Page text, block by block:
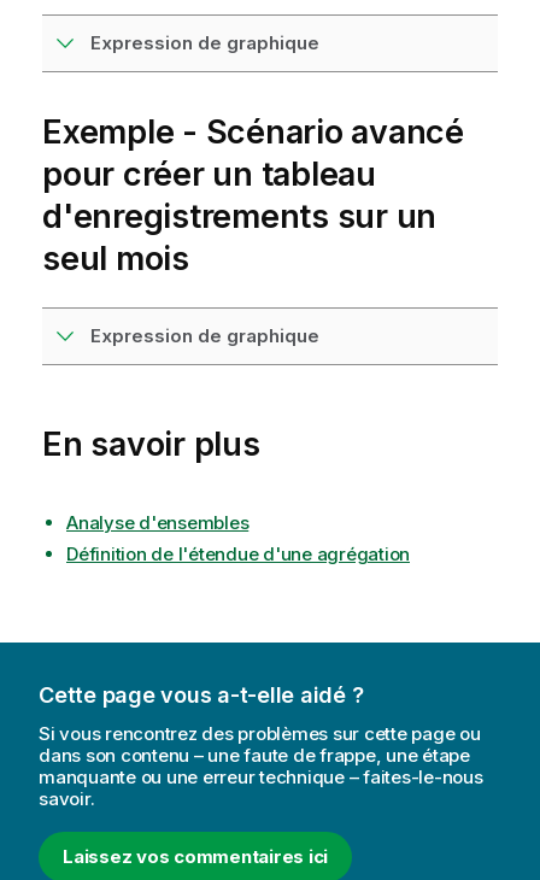
Expression de graphique
Exemple - Scénario avancé
pour créer un tableau
d'enregistrements sur un
seul mois
Expression de graphique
En savoir plus
Analyse d'ensembles
Définition de l'étendue d'une agrégation
Cette page vous a-t-elle aidé ?
Si vous rencontrez des problèmes sur cette page ou
dans son contenu – une faute de frappe, une étape
manquante ou une erreur technique – faites-le-nous
savoir.
Laissez vos commentaires ici